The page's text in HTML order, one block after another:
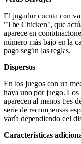
El jugador cuenta con
"The Chicken", que
aparece en
número más bajo en la
pago según las reglas.
Dispersos
En los juegos con un
haya uno por juego. Los
aparecen al menos tres
serie de recompensas
varía dependiendo del
Características